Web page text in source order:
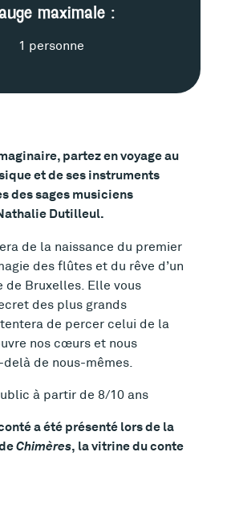
maximale :
1 personne
partez en voyage au
et de ses instruments
des sages musiciens
Dutilleul.
de la naissance du premier
des flûtes et du rêve d’un
de Bruxelles. Elle vous
des plus grands
de percer celui de la
nos cœurs et nous
de nous-mêmes.
à partir de 8/10 ans
a été présenté lors de la
Chimères, la vitrine du conte